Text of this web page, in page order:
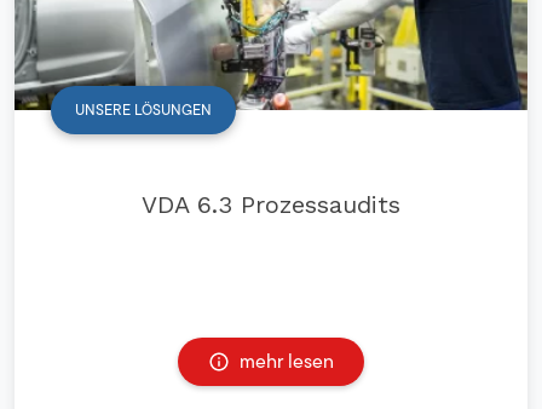
UNSERE LÖSUNGEN
VDA 6.3 Prozessaudits
mehr lesen